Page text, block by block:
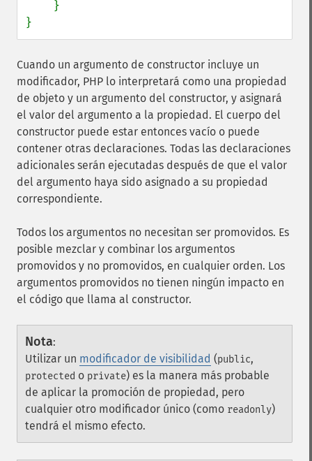
}
Cuando un argumento de constructor incluye un
modificador, PHP lo interpretará como una propiedad
de objeto y un argumento del constructor, y asignará
el valor del argumento a la propiedad. El cuerpo del
constructor puede estar entonces vacío o puede
contener otras declaraciones. Todas las declaraciones
adicionales serán ejecutadas después de que el valor
del argumento haya sido asignado a su propiedad
correspondiente.
Todos los argumentos no necesitan ser promovidos. Es
posible mezclar y combinar los argumentos
promovidos y no promovidos, en cualquier orden. Los
argumentos promovidos no tienen ningún impacto en
el código que llama al constructor.
Nota:
Utilizar un modificador de visibilidad (public,
protected o private) es la manera más probable
de aplicar la promoción de propiedad, pero
cualquier otro modificador único (como readonly)
tendrá el mismo efecto.